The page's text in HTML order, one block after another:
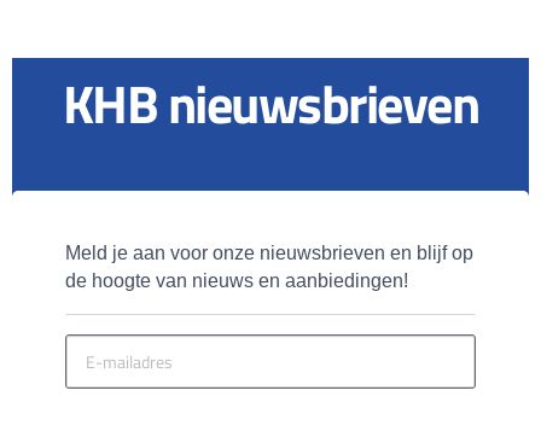
KHB nieuwsbrieven
Meld je aan voor onze nieuwsbrieven en blijf op
de hoogte van nieuws en aanbiedingen!